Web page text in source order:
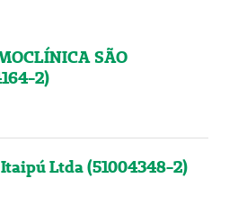
SÃO
2)
Ltda (51004348-2)